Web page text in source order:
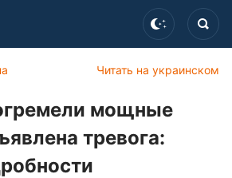
Читать на украинском
мощные
тревога: